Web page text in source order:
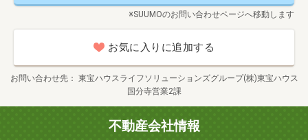
※SUUMOのお問い合わせページへ移動します
お気に入りに追加する
お問い合わせ先
東宝ハウスライフソリューションズグループ(株)東宝ハウス
国分寺営業2課
不動産会社情報